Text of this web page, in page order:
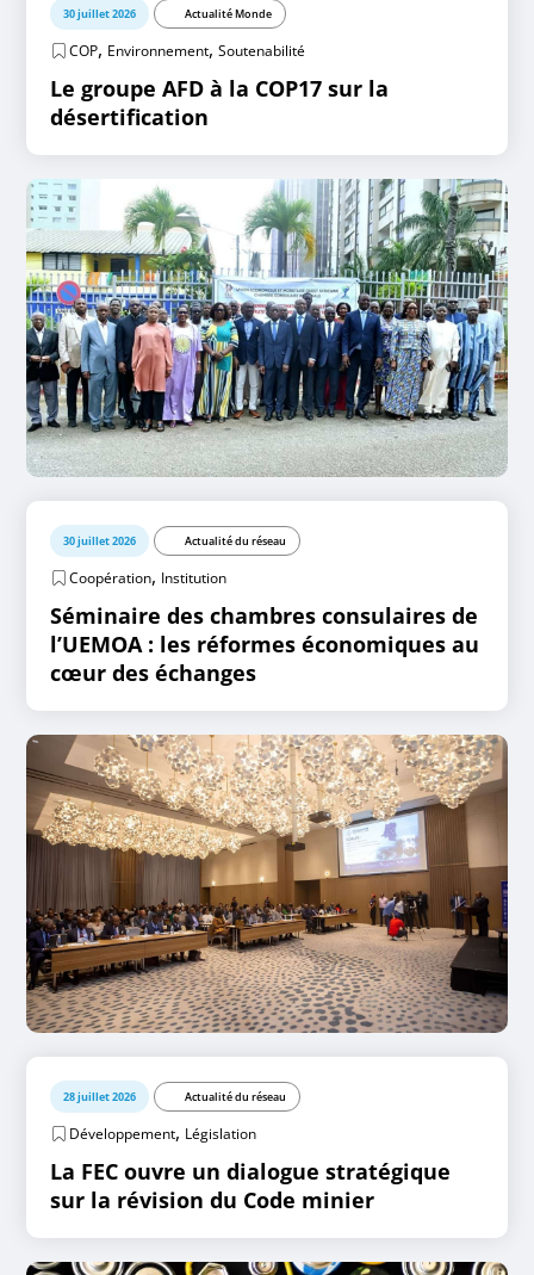
30 juillet 2026 Actualité Monde
COP, Environnement,Soutenabilité
Le groupe AFD à la COP17 sur la
désertification
30 juillet 2026 Actualité du réseau
Coopération, Institution
Séminaire des chambres consulaires de
l’UEMOA : les réformes économiques au
cœur des échanges
28 juillet 2026 Actualité du réseau
Développement, Législation
La FEC ouvre un dialogue stratégique
sur la révision du Code minier